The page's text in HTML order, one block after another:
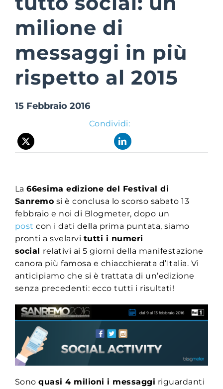
Suite Login
milione di
messaggi in più
rispetto al 2015
15 Febbraio 2016
Condividi:
La66esima edizione del Festival di
Sanremo si è conclusa lo scorso sabato 13
febbraio e noi di Blogmeter, dopo un
post con i dati della prima puntata, siamo
pronti a svelarvi tutti i numeri
social relativi ai 5 giorni della manifestazione
canora più famosa e chiacchierata d’Italia. Vi
anticipiamo che si è trattata di un’edizione
senza precedenti: ecco tutti i risultati!
Sonoquasi 4 milioni i messaggi riguardanti